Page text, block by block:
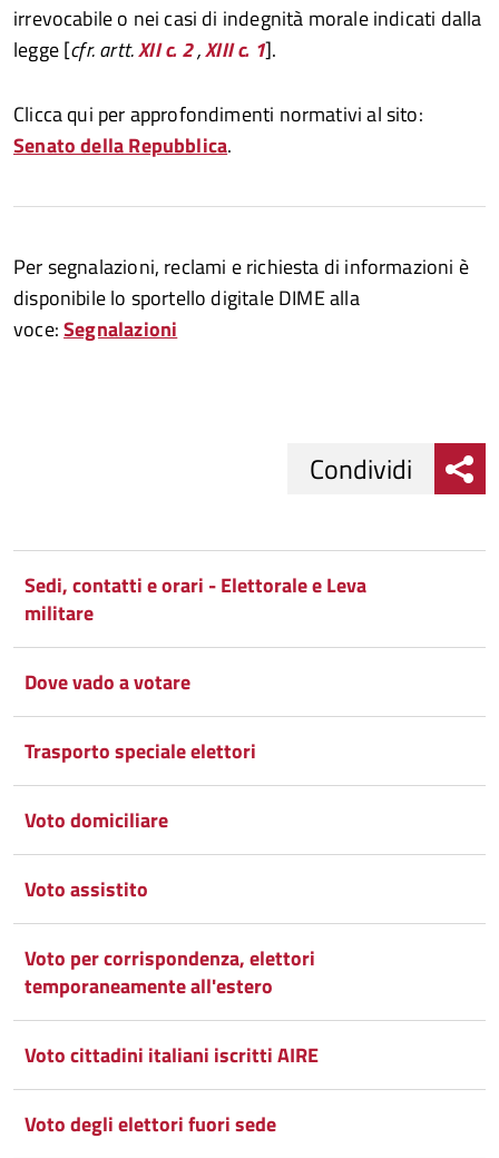
irrevocabile o nei casi di indegnità morale indicati dalla
legge [cfr. artt.XII c. 2,XIII c. 1].
Clicca qui per approfondimenti normativi al sito:
Senato della Repubblica.
Per segnalazioni, reclami e richiesta di informazioni è
disponibile lo sportello digitale DIME alla
voce:Segnalazioni
Facebook
Condividi
su
Condividi
Google
Plus
su
Whatsapp
Condividi
Sedi, contatti e orari - Elettorale e Leva
militare
Dove vado a votare
Trasporto speciale elettori
Voto domiciliare
Voto assistito
Voto per corrispondenza, elettori
temporaneamente all'estero
Voto cittadini italiani iscritti AIRE
Voto degli elettori fuori sede